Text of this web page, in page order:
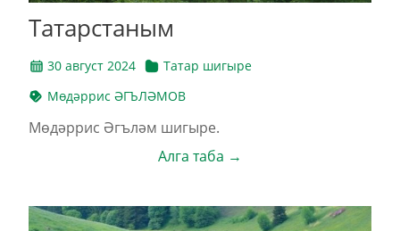
Татарстаным
30 август 2024
Татар шигыре
Мөдәррис ӘГЪЛӘМОВ
Мөдәррис Әгъләм шигыре.
Алга таба →